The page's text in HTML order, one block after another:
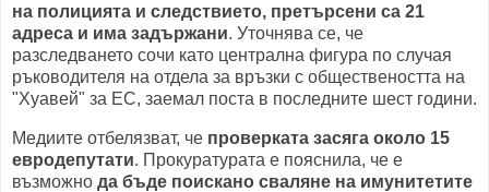
на полицията и следствието, претърсени са 21
адреса и има задържани. Уточнява се, че
разследването сочи като централна фигура по случая
ръководителя на отдела за връзки с обществеността на
"Хуавей" за ЕС, заемал поста в последните шест години.
Медиите отбелязват, че проверката засяга около 15
евродепутати. Прокуратурата е пояснила, че е
възможно да бъде поискано сваляне на имунитетите